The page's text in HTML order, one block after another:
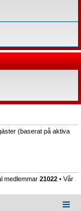
(baserat på aktiva
medlemmar 21022 • Vår